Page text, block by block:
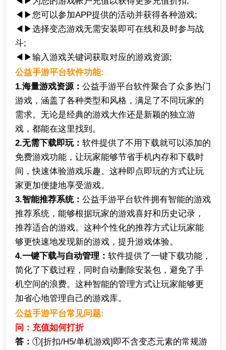
◀▶您可以参加APP提供的活动并获得各种游戏;
◀▶选择变态游戏无需安装即可在线和及时参与战
斗;
◀▶输入游戏关键词获取对应的游戏资源;
公益手游平台软件功能:
1.海量游戏资源： 公益手游平台软件聚合了众多热门
游戏，涵盖了各种类型和风格，满足了不同玩家的
需求。无论是经典的游戏大作还是新颖的独立游
戏，都能在这里找到。
2.无需下载即玩： 软件提供了不用下载就可以添加的
免费游戏功能，让玩家能够节省手机内存和下载时
间，快速体验游戏乐趣。这种即点即玩的方式让玩
家更加便捷地享受游戏。
3.智能推荐系统： 公益手游平台软件拥有智能的游戏
推荐系统，能够根据玩家的游戏喜好和历史记录，
推荐适合的游戏。这种个性化的推荐方式让玩家能
够更快速地发现新的游戏，提升游戏体验。
4.一键下载与自动管理： 软件提供了一键下载功能，
简化了下载过程，同时自动删除安装包，避免了手
机空间的浪费。这种智能的管理方式让玩家能够更
加省心地管理自己的游戏库。
公益手游平台常见问题:
问：充值如何打折
答： ①[折扣/H5/单机游戏]即不含变态元素的常规游